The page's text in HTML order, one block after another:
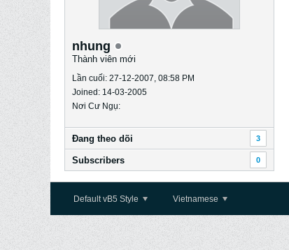
nhung
Thành viên mới
Lần cuối: 27-12-2007, 08:58 PM
Joined: 14-03-2005
Nơi Cư Ngụ:
Ðang theo dõi 3
Subscribers 0
Default vB5 Style Vietnamese